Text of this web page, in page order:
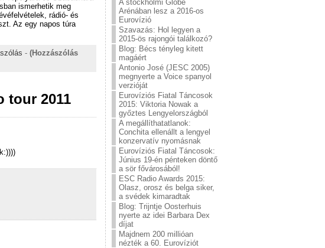
ismerhetik meg
rádió- és
Az egy napos túra
- (Hozzászólás
tour 2011
A stockholmi Globe
Arénában lesz a 2016-os
Eurovízió
Szavazás: Hol legyen a
2015-ös rajongói találkozó?
Blog: Bécs tényleg kitett
magáért
Antonio José (JESC 2005)
megnyerte a Voice spanyol
verzióját
Eurovíziós Fiatal Táncosok
2015: Viktoria Nowak a
győztes Lengyelországból
A megállíthatatlanok:
Conchita ellenállt a lengyel
konzervatív nyomásnak
Eurovíziós Fiatal Táncosok:
Június 19-én pénteken döntő
a sör fővárosából!
ESC Radio Awards 2015:
Olasz, orosz és belga siker,
a svédek kimaradtak
Blog: Trijntje Oosterhuis
nyerte az idei Barbara Dex
díjat
Majdnem 200 millióan
nézték a 60. Eurovíziót